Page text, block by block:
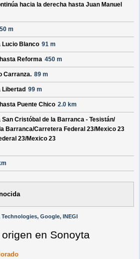
hacia la derecha hasta Juan Manuel
m
Lucio Blanco 91 m
Reforma 450 m
Carranza. 89 m
Libertad 99 m
Puente Chico 2.0 km
San Cristóbal de la Barranca - Tesistán/
Barranca/Carretera Federal 23/Mexico 23
23/Mexico 23
Google, INEGI
en Sonoyta